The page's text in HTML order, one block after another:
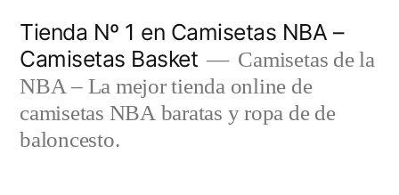
contenido
Tienda Nº 1 en Camisetas NBA –
Camisetas Basket
Camisetas de la
NBA – La mejor tienda online de
camisetas NBA baratas y ropa de de
baloncesto.